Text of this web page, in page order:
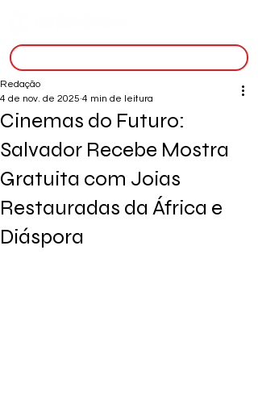
Cinemas do Futuro:
Salvador Recebe Mostra
Gratuita com Joias
Restauradas da África e
Diáspora
Redação
4 de nov. de 2025 4 min de leitura